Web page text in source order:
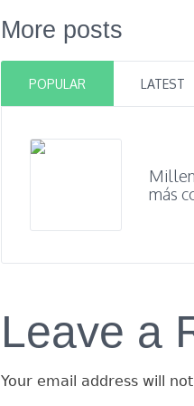
More posts
POPULAR LATEST
más
Leave a
Your email address will